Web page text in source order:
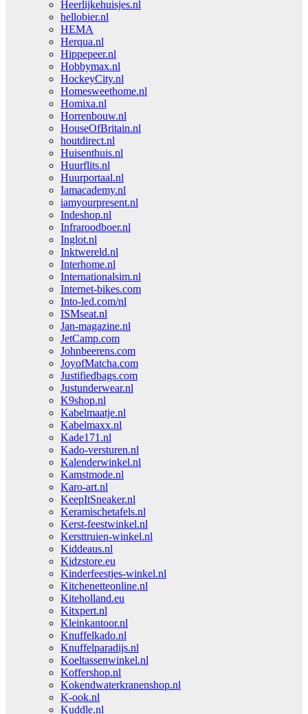
Heerlijkehuisjes.nl
hellobier.nl
HEMA
Herqua.nl
Hippepeer.nl
Hobbymax.nl
HockeyCity.nl
Homesweethome.nl
Homixa.nl
Horrenbouw.nl
HouseOfBritain.nl
houtdirect.nl
Huisenthuis.nl
Huurflits.nl
Huurportaal.nl
Iamacademy.nl
iamyourpresent.nl
Indeshop.nl
Infraroodboer.nl
Inglot.nl
Inktwereld.nl
Interhome.nl
Internationalsim.nl
Internet-bikes.com
Into-led.com/nl
ISMseat.nl
Jan-magazine.nl
JetCamp.com
Johnbeerens.com
JoyofMatcha.com
Justifiedbags.com
Justunderwear.nl
K9shop.nl
Kabelmaatje.nl
Kabelmaxx.nl
Kade171.nl
Kado-versturen.nl
Kalenderwinkel.nl
Kamstmode.nl
Karo-art.nl
KeepItSneaker.nl
Keramischetafels.nl
Kerst-feestwinkel.nl
Kersttruien-winkel.nl
Kiddeaus.nl
Kidzstore.eu
Kinderfeestjes-winkel.nl
Kitchenetteonline.nl
Kiteholland.eu
Kitxpert.nl
Kleinkantoor.nl
Knuffelkado.nl
Knuffelparadijs.nl
Koeltassenwinkel.nl
Koffershop.nl
Kokendwaterkranenshop.nl
K-ook.nl
Kuddle.nl